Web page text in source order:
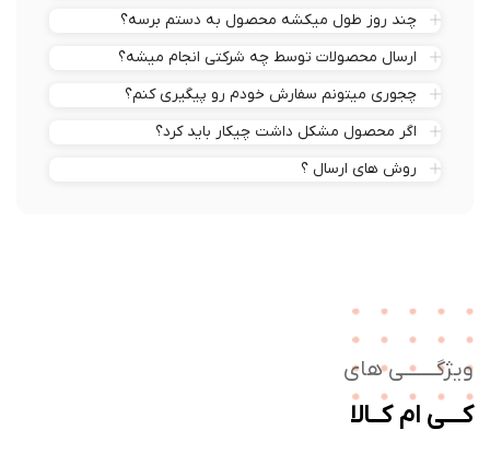
چند روز طول میکشه محصول به دستم برسه؟
ارسال محصولات توسط چه شرکتی انجام میشه؟
چجوری میتونم سفارش خودم رو پیگیری کنم؟
اگر محصول مشکل داشت چیکار باید کرد؟
روش های ارسال ؟
های
ام کــالا